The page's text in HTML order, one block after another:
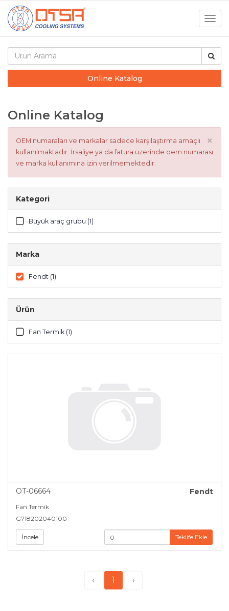
Online Katalog
Online Katalog
×
OEM numaraları ve markalar sadece karşılaştırma amaçlı
kullanılmaktadır. İrsaliye ya da fatura üzerinde oem numarası
ve marka kullanımına izin verilmemektedir.
Kategori
Büyük araç grubu (1)
Marka
Fendt (1)
Ürün
Fan Termik (1)
OT-06664 Fendt
Fan Termik
G718202040100
İncele Teklife Ekle
‹ 1 ›